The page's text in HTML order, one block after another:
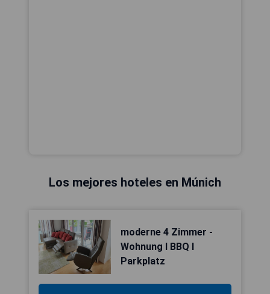
Los mejores hoteles en Múnich
moderne 4 Zimmer -
Wohnung I BBQ I
Parkplatz